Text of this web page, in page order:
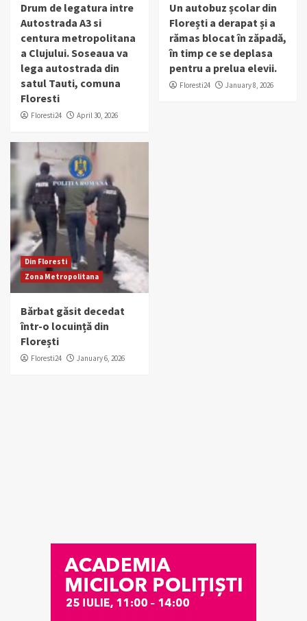
Drum de legatura intre
Autostrada A3 si
centura metropolitana
a Clujului. Soseaua va
lega autostrada din
satul Tauti, comuna
Floresti
Floresti24 April 30, 2026
Un autobuz școlar din
Florești a derapat și a
rămas blocat în zăpadă,
în timp ce se deplasa
pentru a prelua elevii.
Floresti24 January 8, 2026
Din Floresti
Zona Metropolitana
Bărbat găsit decedat
într-o locuință din
Florești
Floresti24 January 6, 2026